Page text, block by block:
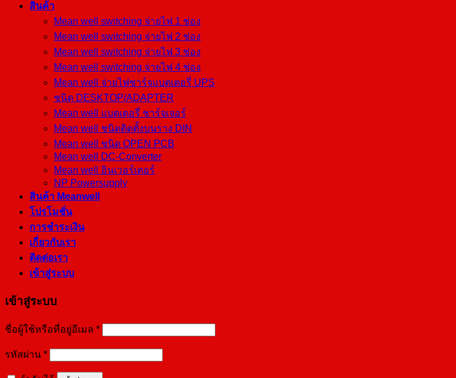
สินค้า
Mean well switching จ่ายไฟ 1 ช่อง
Mean well switching จ่ายไฟ 2 ช่อง
Mean well switching จ่ายไฟ 3 ช่อง
Mean well switching จ่ายไฟ 4 ช่อง
Mean well จ่ายไฟชาร์จแบตเตอรี่ UPS
ชนิด DESKTOP/ADAPTER
Mean well แบตเตอรี่ ชาร์จเจอร์
Mean well ชนิดติดตั้งบนราง DIN
Mean well ชนิด OPEN PCB
Mean well DC-Converter
Mean well อินเวอร์เตอร์
NP Powersupply
สินค้า Meanwell
โปรโมชั่น
การชำระเงิน
เกี่ยวกับเรา
ติดต่อเรา
เข้าสู่ระบบ
เข้าสู่ระบบ
ชื่อผู้ใช้หรือที่อยู่อีเมล *
รหัสผ่าน *